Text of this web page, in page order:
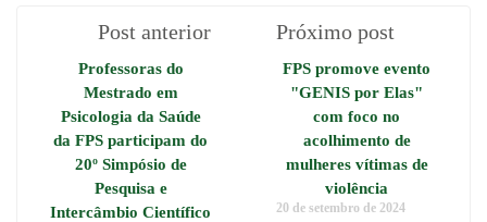
Post anterior
Professoras do
Mestrado em
Psicologia da Saúde
da FPS participam do
20º Simpósio de
Pesquisa e
Intercâmbio Científico
Próximo post
FPS promove evento
"GENIS por Elas"
com foco no
acolhimento de
mulheres vítimas de
violência
20 de setembro de 2024